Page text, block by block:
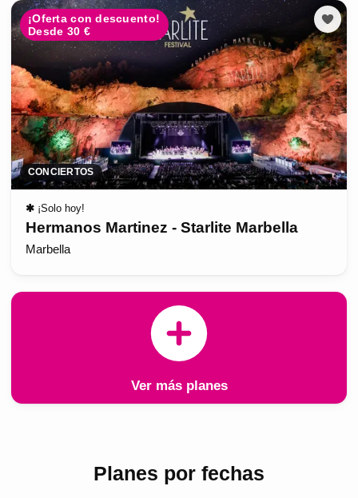
¡Oferta con descuento!
Desde 30 €
CONCIERTOS
✱ ¡Solo hoy!
Hermanos Martinez - Starlite Marbella
Marbella
Ver más planes
Planes por fechas